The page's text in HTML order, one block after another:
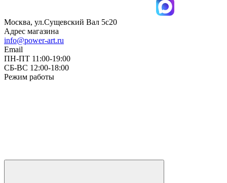
Москва, ул.Сущевский Вал 5с20
Адрес магазина
info@power-art.ru
Email
ПН-ПТ 11:00-19:00
СБ-ВС 12:00-18:00
Режим работы